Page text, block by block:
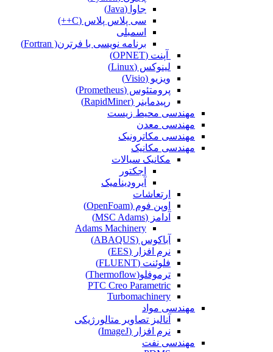
جاوا (Java)
سی پلاس پلاس (C++)
اسمبلی
برنامه نویسی با فرترن( Fortran)
آپنت (OPNET)
لینوکس (Linux)
ویزیو (Visio)
پرومتئوس (Prometheus)
رپیدماینر (RapidMiner)
مهندسی محیط زیست
مهندسی معدن
مهندسی مکاترونیک
مهندسی مکانیک
مکانیک سیالات
اجکتور
آیرودینامیک
ارتعاشات
اوپن فوم (OpenFoam)
آدامز (MSC Adams)
Adams Machinery
آباکوس (ABAQUS)
نرم افزار (EES)
فلوئنت (FLUENT)
ترموفلو(Thermoflow)
PTC Creo Parametric
Turbomachinery
مهندسی مواد
آنالیز تصاویر متالورژیکی
نرم افزار (ImageJ)
مهندسی نفت